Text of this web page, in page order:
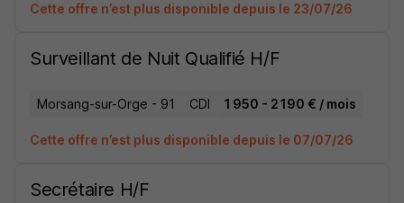
Cette offre n’est plus disponible depuis le 23/07/26
Surveillant de Nuit Qualifié H/F
Morsang-sur-Orge - 91 CDI 1 950 - 2 190 € / mois
Cette offre n’est plus disponible depuis le 07/07/26
Secrétaire H/F